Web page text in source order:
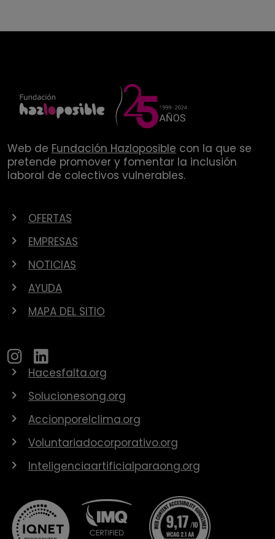
Web de Fundación Hazloposible con la que se
pretende promover y fomentar la inclusión
laboral de colectivos vulnerables.
OFERTAS
EMPRESAS
NOTICIAS
AYUDA
MAPA DEL SITIO
Hacesfalta.org
Solucionesong.org
Accionporelclima.org
Voluntariadocorporativo.org
Inteligenciaartificialparaong.org